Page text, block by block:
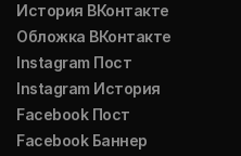
История ВКонтакте
Обложка ВКонтакте
Instagram Пост
Instagram История
Facebook Пост
Facebook Баннер